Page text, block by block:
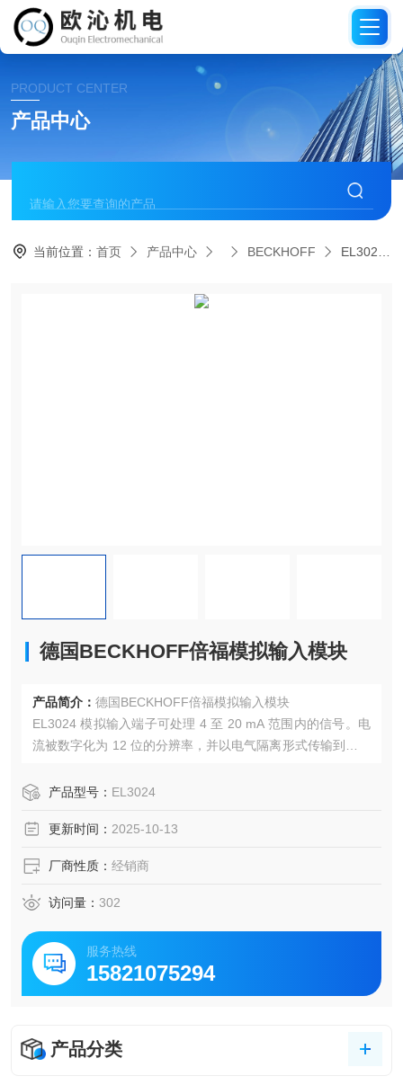
PRODUCT CENTER
产品中心
当前位置：首页 产品中心 BECKHOFF EL3024德国BECKHOFF倍福模拟输入模块
德国BECKHOFF倍福模拟输入模块
产品简介： 德国BECKHOFF倍福模拟输入模块
EL3024 模拟输入端子可处理 4 至 20 mA 范围内的信号。电
流被数字化为 12 位的分辨率，并以电气隔离形式传输到更高
入，并具有公共的内部接地电位。EL3024 将四个通道组合在
端子状态转发给控制器。EtherCAT 端子通过发光二
产品型号： EL3024
更新时间： 2025-10-13
厂商性质： 经销商
访问量： 302
服务热线
15821075294
产品分类